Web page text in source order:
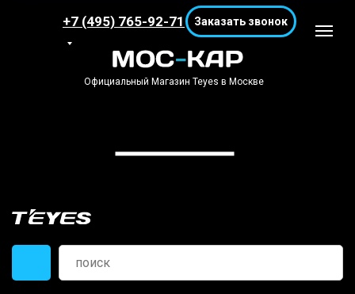
Официальный Магазин Teyes в Москве
+7 (495) 765-92-71 Заказать звонок